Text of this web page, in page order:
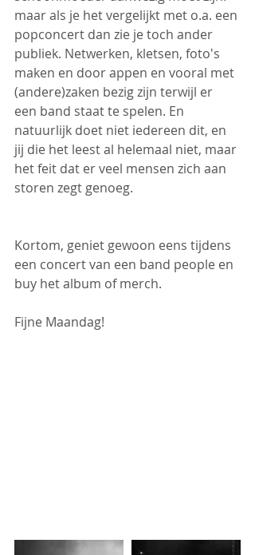
maar als je het vergelijkt met o.a. een
popconcert dan zie je toch ander
publiek. Netwerken, kletsen, foto's
maken en door appen en vooral met
(andere)zaken bezig zijn terwijl er
een band staat te spelen. En
natuurlijk doet niet iedereen dit, en
jij die het leest al helemaal niet, maar
het feit dat er veel mensen zich aan
storen zegt genoeg.
Kortom, geniet gewoon eens tijdens
een concert van een band people en
buy het album of merch.
Fijne Maandag!